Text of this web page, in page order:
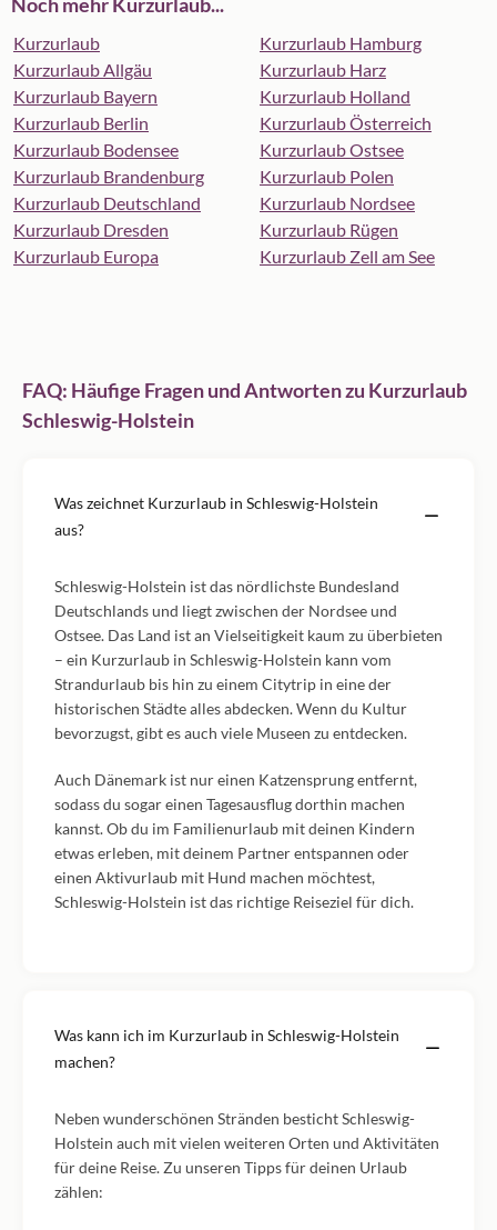
Kurzurlaub
Kurzurlaub Allgäu
Kurzurlaub Bayern
Kurzurlaub Berlin
Kurzurlaub Bodensee
Kurzurlaub Brandenburg
Kurzurlaub Deutschland
Kurzurlaub Dresden
Kurzurlaub Europa
Kurzurlaub Hamburg
Kurzurlaub Harz
Kurzurlaub Holland
Kurzurlaub Österreich
Kurzurlaub Ostsee
Kurzurlaub Polen
Kurzurlaub Nordsee
Kurzurlaub Rügen
Kurzurlaub Zell am See
FAQ: Häufige Fragen und Antworten zu Kurzurlaub
Schleswig-Holstein
Was zeichnet Kurzurlaub in Schleswig-Holstein
aus?
Schleswig-Holstein ist das nördlichste Bundesland
Deutschlands und liegt zwischen der Nordsee und
Ostsee. Das Land ist an Vielseitigkeit kaum zu überbieten
– ein Kurzurlaub in Schleswig-Holstein kann vom
Strandurlaub bis hin zu einem Citytrip in eine der
historischen Städte alles abdecken. Wenn du Kultur
bevorzugst, gibt es auch viele Museen zu entdecken.
Auch Dänemark ist nur einen Katzensprung entfernt,
sodass du sogar einen Tagesausflug dorthin machen
kannst. Ob du im Familienurlaub mit deinen Kindern
etwas erleben, mit deinem Partner entspannen oder
einen Aktivurlaub mit Hund machen möchtest,
Schleswig-Holstein ist das richtige Reiseziel für dich.
Was kann ich im Kurzurlaub in Schleswig-Holstein
machen?
Neben wunderschönen Stränden besticht Schleswig-
Holstein auch mit vielen weiteren Orten und Aktivitäten
für deine Reise. Zu unseren Tipps für deinen Urlaub
zählen: